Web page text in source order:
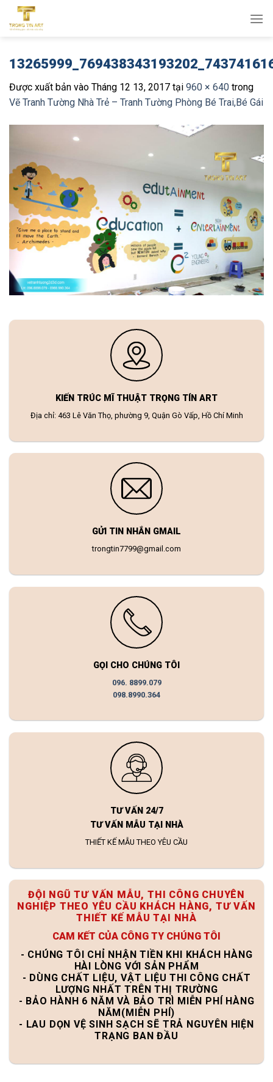
qua
Được xuất bản vào Tháng 12 13, 2017 tại 960 × 640 trong
Vẽ Tranh Tường Nhà Trẻ – Tranh Tường Phòng Bé Trai,Bé Gái
KIẾN TRÚC MĨ THUẬT TRỌNG TÍN ART
Địa chỉ: 463 Lê Văn Thọ, phường 9, Quận Gò Vấp, Hồ Chí Minh
GỬI TIN NHẮN GMAIL
trongtin7799@gmail.com
GỌI CHO CHÚNG TÔI
096. 8899.079
098.8990.364
TƯ VẤN 24/7
TƯ VẤN MẪU TẠI NHÀ
THIẾT KẾ MẪU THEO YÊU CẦU
ĐỘI NGŨ TƯ VẤN MẪU, THI CÔNG CHUYÊN
NGHIỆP THEO YÊU CẦU KHÁCH HÀNG, TƯ VẤN
THIẾT KẾ MẪU TẠI NHÀ
CAM KẾT CỦA CÔNG TY CHÚNG TÔI
- CHÚNG TÔI CHỈ NHẬN TIỀN KHI KHÁCH HÀNG
HÀI LÒNG VỚI SẢN PHẨM
- DÙNG CHẤT LIỆU, VẬT LIỆU THI CÔNG CHẤT
LƯỢNG NHẤT TRÊN THỊ TRƯỜNG
- BẢO HÀNH 6 NĂM VÀ BẢO TRÌ MIỄN PHÍ HÀNG
NĂM(MIỄN PHÍ)
- LAU DỌN VỆ SINH SẠCH SẼ TRẢ NGUYÊN HIỆN
TRẠNG BAN ĐẦU